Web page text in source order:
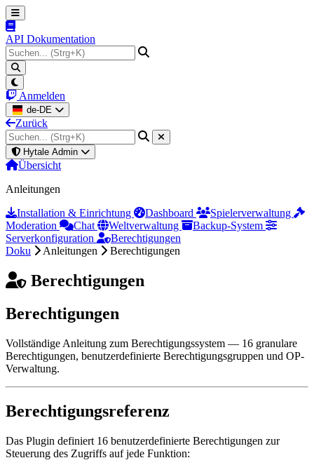
API Dokumentation
Anmelden
de-DE
Zurück
Hytale Admin
Übersicht
Anleitungen
Installation & Einrichtung
Dashboard
Spielerverwaltung
Moderation
Chat Weltverwaltung
Backup-System
Serverkonfiguration
Berechtigungen
Doku
Anleitungen Berechtigungen
Berechtigungen
Berechtigungen
Vollständige Anleitung zum Berechtigungssystem — 16 granulare
Berechtigungen, benutzerdefinierte Berechtigungsgruppen und OP-
Verwaltung.
Berechtigungsreferenz
Das Plugin definiert 16 benutzerdefinierte Berechtigungen zur
Steuerung des Zugriffs auf jede Funktion: